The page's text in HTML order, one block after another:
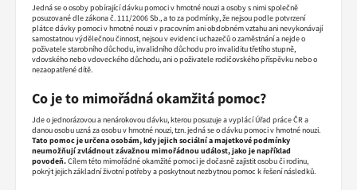
Jedná se o osoby pobírající dávku pomoci v hmotné nouzi a osoby s nimi společně
posuzované dle zákona č. 111/2006 Sb., a to za podmínky, že nejsou podle potvrzení
plátce dávky pomoci v hmotné nouzi v pracovním ani obdobném vztahu ani nevykonávají
samostatnou výdělečnou činnost, nejsou v evidenci uchazečů o zaměstnání a nejde o
poživatele starobního důchodu, invalidního důchodu pro invaliditu třetího stupně,
vdovského nebo vdoveckého důchodu, ani o poživatele rodičovského příspěvku nebo o
nezaopatřené dítě.
Co je to mimořádná okamžitá pomoc?
Jde o jednorázovou a nenárokovou dávku, kterou posuzuje a vyplácí Úřad práce ČR a
danou osobu uzná za osobu v hmotné nouzi, tzn. jedná se o dávku pomoci v hmotné nouzi.
Tato pomoc je určena osobám, kdy jejich sociální a majetkové podmínky
neumožňují zvládnout závažnou mimořádnou událost, jako je například
povodeň.Cílem této mimořádné okamžité pomoci je dočasně zajistit osobu či rodinu,
pokrýt jejich základní životní potřeby a poskytnout nezbytnou pomoc k řešení následků.